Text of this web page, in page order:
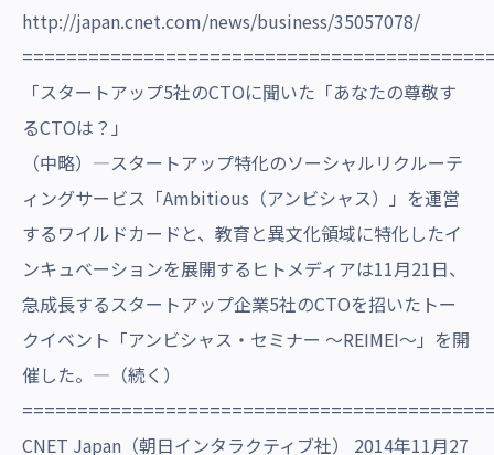
http://japan.cnet.com/news/business/35057078/
「スタートアップ5社のCTOに聞いた「あなたの尊敬す
るCTOは？」
（中略）―スタートアップ特化のソーシャルリクルーテ
ィングサービス「Ambitious（アンビシャス）」を運営
するワイルドカードと、教育と異文化領域に特化したイ
ンキュベーションを展開するヒトメディアは11月21日、
急成長するスタートアップ企業5社のCTOを招いたトー
クイベント「アンビシャス・セミナー ～REIMEI～」を開
催した。―（続く）
CNET Japan（朝日インタラクティブ社） 2014年11月27